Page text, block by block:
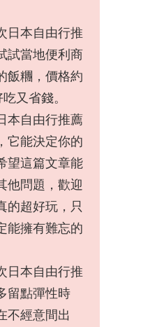
日本自由行推
試當地便利商
飯糰，價格約
又省錢。
本自由行推薦
它能決定你的
望這篇文章能
他問題，歡迎
的超好玩，只
能擁有難忘的
日本自由行推
留點彈性時
不經意間出